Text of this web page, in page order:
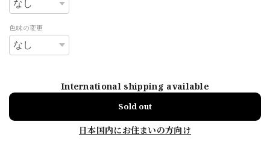
色味の変更
International shipping available
Sold out
日本国内にお住まいの方向け